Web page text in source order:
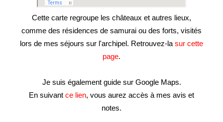
Cette carte regroupe les châteaux et autres lieux,
comme des résidences de samurai ou des forts, visités
lors de mes séjours sur l'archipel. Retrouvez-la sur cette
page.
Je suis également guide sur Google Maps.
En suivant ce lien, vous aurez accès à mes avis et
notes.